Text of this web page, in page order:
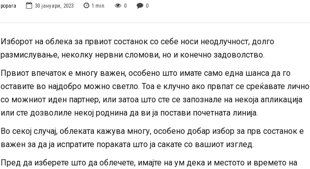
popara 30 јануари, 2023 1 min 0 0
Изборот на облека за првиот состанок со себе носи неодлучност, долго
размислување, неколку нервни сломови, но и конечно задоволство.
Првиот впечаток е многу важен, особено што имате само една шанса да го
оставите во најдобро можно светло. Тоа е клучно ако првпат се среќавате лично
со можниот иден партнер, или затоа што сте се запознале на некоја апликација
или сте дозволиле некој роднина да ви ја постави почетната линија.
Во секој случај, облеката кажува многу, особено добар избор за прв состанок е
важен за да ја испратите пораката што ја сакате со вашиот изглед.
Пред да изберете што да облечете, имајте на ум дека и местото и времето на